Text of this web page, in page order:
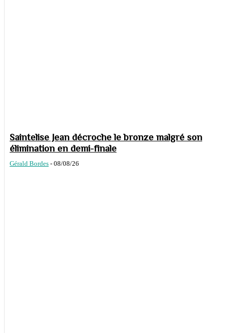
Saintelise Jean décroche le bronze malgré son
élimination en demi-finale
Gérald Bordes - 08/08/26